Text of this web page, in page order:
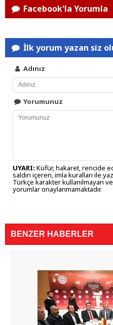
Facebook'la Yorumla
İlk yorum yazan siz
Adınız
Yorumunuz
UYARI: Küfür, hakaret, rencide
saldırı içeren, imla kuralları ile
Türkçe karakter kullanılmayan
yorumlar onaylanmamaktadır.
BENZER HABERLER